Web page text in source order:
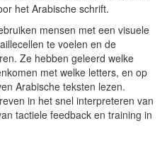
het Arabische schrift.
mensen met een visuele
te voelen en de
Ze hebben geleerd welke
met welke letters, en op
Arabische teksten lezen.
in het snel interpreteren van
tactiele feedback en training in